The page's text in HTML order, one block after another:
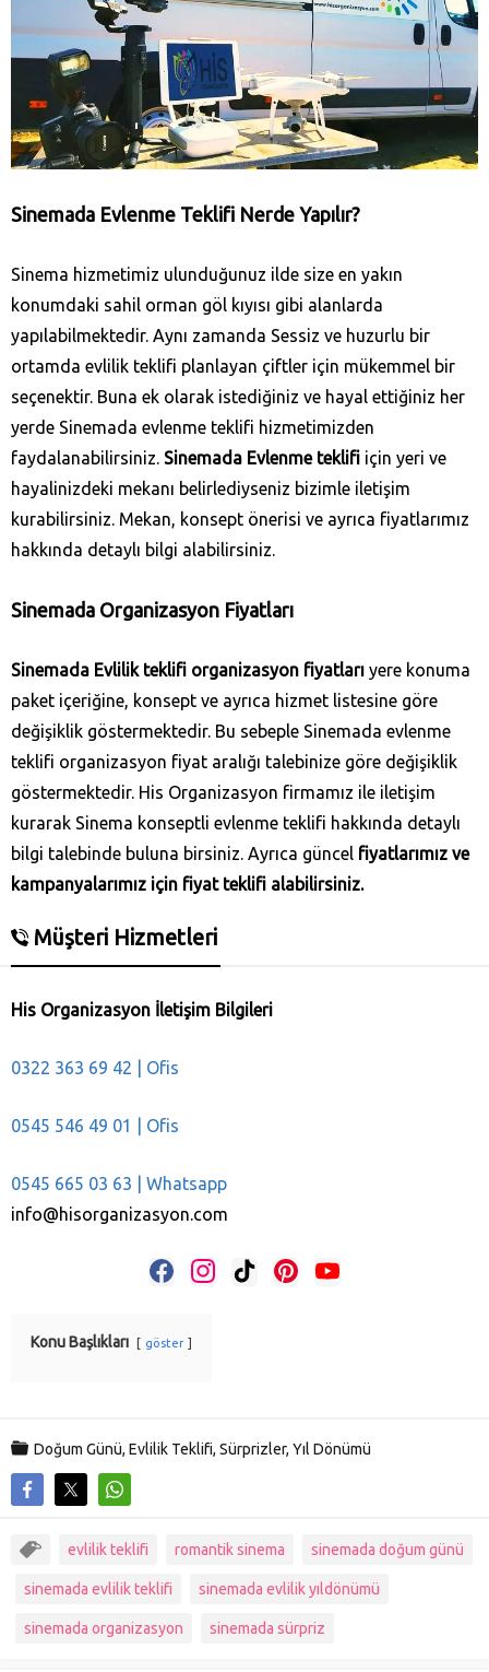
Sinemada Evlenme Teklifi Nerde Yapılır?
Sinema hizmetimiz ulunduğunuz ilde size en yakın
konumdaki sahil orman göl kıyısı gibi alanlarda
yapılabilmektedir. Aynı zamanda Sessiz ve huzurlu bir
ortamda evlilik teklifi planlayan çiftler için mükemmel bir
seçenektir. Buna ek olarak istediğiniz ve hayal ettiğiniz her
yerde Sinemada evlenme teklifi hizmetimizden
faydalanabilirsiniz. Sinemada Evlenme teklifi için yeri ve
hayalinizdeki mekanı belirlediyseniz bizimle iletişim
kurabilirsiniz. Mekan, konsept önerisi ve ayrıca fiyatlarımız
hakkında detaylı bilgi alabilirsiniz.
Sinemada Organizasyon Fiyatları
Sinemada Evlilik teklifi organizasyon fiyatları yere konuma
paket içeriğine, konsept ve ayrıca hizmet listesine göre
değişiklik göstermektedir. Bu sebeple Sinemada evlenme
teklifi organizasyon fiyat aralığı talebinize göre değişiklik
göstermektedir. His Organizasyon firmamız ile iletişim
kurarak Sinema konseptli evlenme teklifi hakkında detaylı
bilgi talebinde buluna birsiniz. Ayrıca güncel fiyatlarımız ve
kampanyalarımız için fiyat teklifi alabilirsiniz.
Müşteri Hizmetleri
His Organizasyon İletişim Bilgileri
0322 363 69 42 | Ofis
0545 546 49 01 | Ofis
0545 665 03 63 | Whatsapp
info@hisorganizasyon.com
F
b
I
T
P
Y
Konu Başlıkları göster
Doğum Günü, Evlilik Teklifi, Sürprizler, Yıl Dönümü
evlilik teklifi romantik sinema sinemada doğum günü
sinemada evlilik teklifi sinemada evlilik yıldönümü
sinemada organizasyon sinemada sürpriz